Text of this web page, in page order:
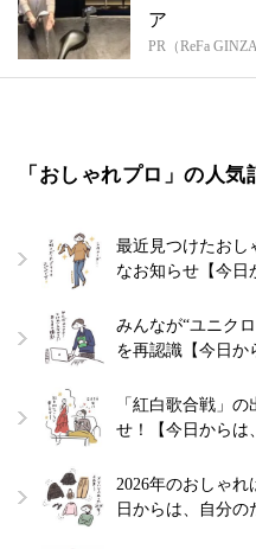
ア
PR（ReFa
「おしゃれプロ」の人気
最近見つけたおし
なお知らせ【今
みんなが“ユニク
を再認識【今日
「紅白歌合戦」
せ！【今日から
2026年のおしゃ
日からは、自分